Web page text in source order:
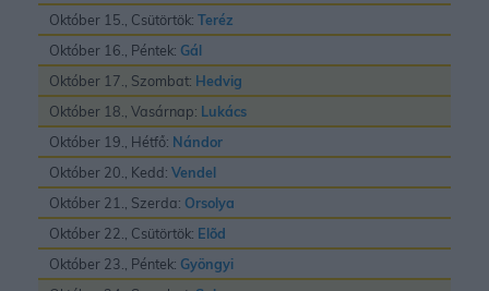
Október 15., Csütörtök: Teréz
Október 16., Péntek: Gál
Október 17., Szombat: Hedvig
Október 18., Vasárnap: Lukács
Október 19., Hétfő: Nándor
Október 20., Kedd: Vendel
Október 21., Szerda: Orsolya
Október 22., Csütörtök: Elõd
Október 23., Péntek: Gyöngyi